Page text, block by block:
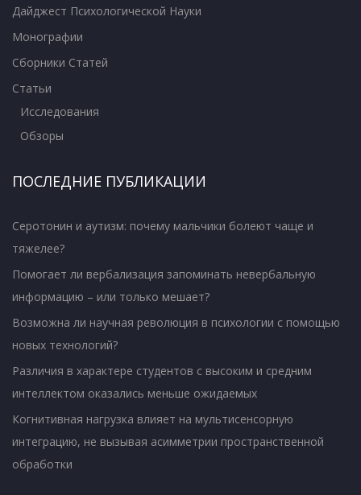
Дайджест Психологической Науки
Монографии
Сборники Статей
Статьи
Исследования
Обзоры
ПОСЛЕДНИЕ ПУБЛИКАЦИИ
Серотонин и аутизм: почему мальчики болеют чаще и
тяжелее?
Помогает ли вербализация запоминать невербальную
информацию – или только мешает?
Возможна ли научная революция в психологии с помощью
новых технологий?
Различия в характере студентов с высоким и средним
интеллектом оказались меньше ожидаемых
Когнитивная нагрузка влияет на мультисенсорную
интеграцию, не вызывая асимметрии пространственной
обработки